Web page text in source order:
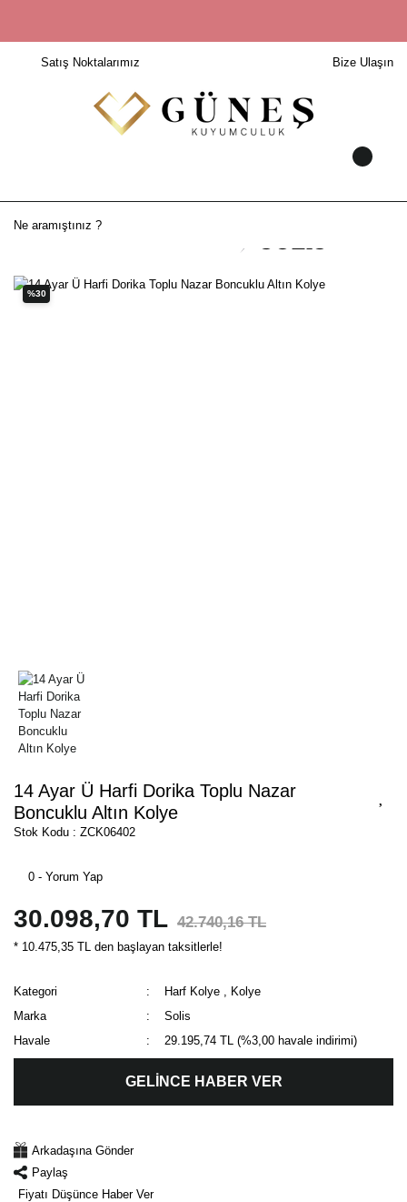
Satış Noktalarımız Bize Ulaşın
%30
14 Ayar Ü Harfi Dorika Toplu Nazar
Boncuklu Altın Kolye
Stok Kodu : ZCK06402
0 - Yorum Yap
30.098,70 TL 42.740,16 TL
* 10.475,35 TL den başlayan taksitlerle!
Kategori Harf Kolye
Kolye
Marka
Solis
Havale
29.195,74 TL (%3,00 havale indirimi)
GELİNCE HABER VER
Arkadaşına Gönder
Paylaş
Fiyatı Düşünce Haber Ver